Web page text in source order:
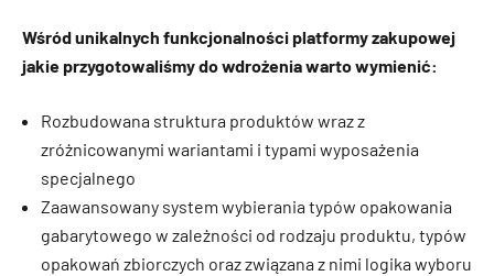
Wśród unikalnych funkcjonalności platformy zakupowej
jakie przygotowaliśmy do wdrożenia warto wymienić:
Rozbudowana struktura produktów wraz z
zróżnicowanymi wariantami i typami wyposażenia
specjalnego
Zaawansowany system wybierania typów opakowania
gabarytowego w zależności od rodzaju produktu, typów
opakowań zbiorczych oraz związana z nimi logika wyboru